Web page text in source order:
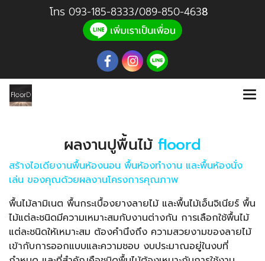
โทร 093-185-8333/089-850-4638
ผลงานปูพื้นไม้ floord
สร้างไอเดียงานพื้นห้องนอน พื้นห้องทำงาน และพื้นห้องนั่ง
เล่น ของคุณด้วยผลงานโครงการคุณภาพ
พื้นไม้ลามิเนต พื้นกระเบื้องยางลายไม้ และพื้นไม้เอ็นจิเนียร์ พื้น
ไม้แต่ละชนิดมีความเหมาะสมกับงานต่างกัน การเลือกใช้พื้นไม้
แต่ละชนิดให้เหมาะสม ต้องคำนึงถึง ความสวยงามของลายไม้
เข้ากับการออกแบบและความชอบ งบประมาณอยู่ในงบที่